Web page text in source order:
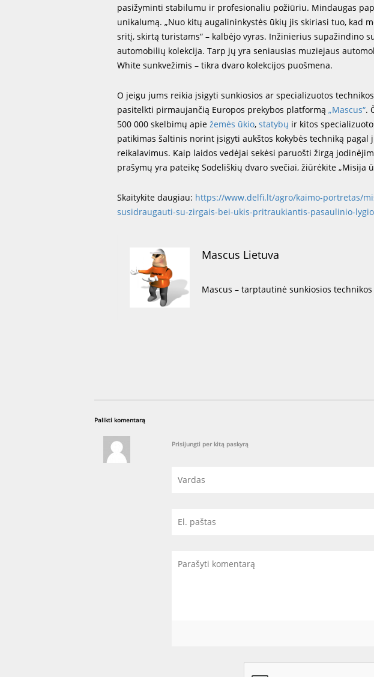
pasižyminti stabilumu ir profesionaliu požiūriu. Mindaugas
unikalumą. „Nuo kitų augalininkystės ūkių jis skiriasi tuo, kad
sritį, skirtą turistams“ – kalbėjo vyras. Inžinierius supažindino
automobilių kolekcija. Tarp jų yra seniausias muziejaus
White sunkvežimis – tikra dvaro kolekcijos puošmena.
O jeigu jums reikia įsigyti sunkiosios ar specializuotos
pasitelkti pirmaujančią Europos prekybos platformą „Mascus“.
500 000 skelbimų apie žemės ūkio, statybų ir kitos
patikimas šaltinis norint įsigyti aukštos kokybės techniką pagal
reikalavimus. Kaip laidos vedėjai sekėsi paruošti žirgą
prašymų yra pateikę Sodeliškių dvaro svečiai, žiūrėkite „Misija
Skaitykite daugiau: https://www.delfi.lt/agro/kaimo-portretas/
susidraugauti-su-zirgais-bei-ukis-pritraukiantis-pasaulinio-
Mascus Lietuva
Mascus – tarptautinė sunkiosios
Palikti komentarą
Prisijungti per kitą paskyrą